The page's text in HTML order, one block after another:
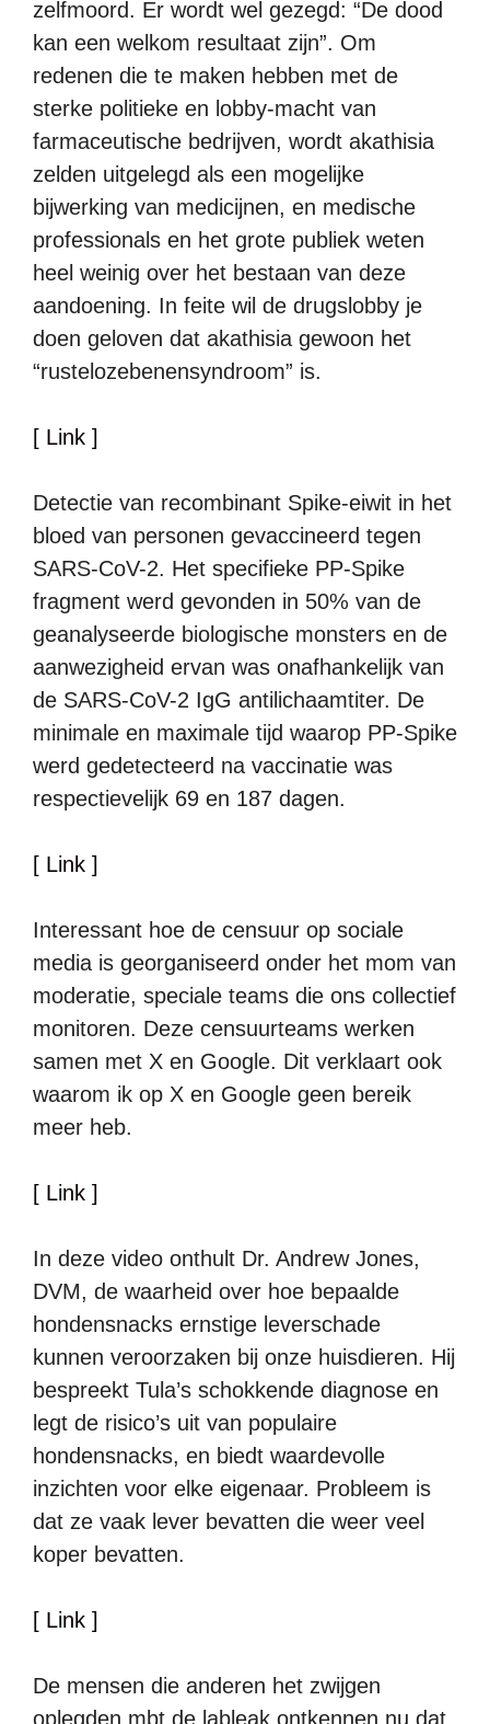
zelfmoord. Er wordt wel gezegd: “De dood
kan een welkom resultaat zijn”. Om
redenen die te maken hebben met de
sterke politieke en lobby-macht van
farmaceutische bedrijven, wordt akathisia
zelden uitgelegd als een mogelijke
bijwerking van medicijnen, en medische
professionals en het grote publiek weten
heel weinig over het bestaan van deze
aandoening. In feite wil de drugslobby je
doen geloven dat akathisia gewoon het
“rustelozebenensyndroom” is.
[ Link ]
Detectie van recombinant Spike-eiwit in het
bloed van personen gevaccineerd tegen
SARS-CoV-2. Het specifieke PP-Spike
fragment werd gevonden in 50% van de
geanalyseerde biologische monsters en de
aanwezigheid ervan was onafhankelijk van
de SARS-CoV-2 IgG antilichaamtiter. De
minimale en maximale tijd waarop PP-Spike
werd gedetecteerd na vaccinatie was
respectievelijk 69 en 187 dagen.
[ Link ]
Interessant hoe de censuur op sociale
media is georganiseerd onder het mom van
moderatie, speciale teams die ons collectief
monitoren. Deze censuurteams werken
samen met X en Google. Dit verklaart ook
waarom ik op X en Google geen bereik
meer heb.
[ Link ]
In deze video onthult Dr. Andrew Jones,
DVM, de waarheid over hoe bepaalde
hondensnacks ernstige leverschade
kunnen veroorzaken bij onze huisdieren. Hij
bespreekt Tula’s schokkende diagnose en
legt de risico’s uit van populaire
hondensnacks, en biedt waardevolle
inzichten voor elke eigenaar. Probleem is
dat ze vaak lever bevatten die weer veel
koper bevatten.
[ Link ]
De mensen die anderen het zwijgen
oplegden mbt de lableak ontkennen nu dat